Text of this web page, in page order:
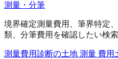
測量・分筆
境界確定測量費用、筆界特定
類、分筆費用を確認したい検索
測量費用診断の土地 測量 費用